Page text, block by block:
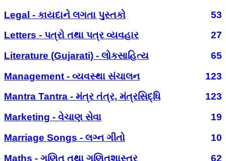
Legal - કાયદાને લગતા પુસ્તકો
53
Letters - પત્રો તથા પત્ર વ્યવહાર
27
Literature (Gujarati) - લોકસાહિત્ય
65
Management - વ્યવસ્થા સંચાલન
123
Mantra Tantra - મંત્ર તંત્ર, મંત્રસિદ્ધિ
123
Marketing - વેચાણ સેવા
19
Marriage Songs - લગ્ન ગીતો
10
Maths - ગણિત તથા ગણિતશાસ્ત્ર
62